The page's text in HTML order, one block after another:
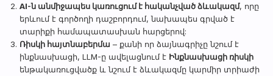
AI-ն անմիջապես կառուցում է հականչված ձևակազմ, որը
երևում է գործողի դաշբորդում, նախապես գրված է
տարիքի համապատասխան հարցերով:
Ռիսկի հայտնաբերմա – քանի որ ձայնագրիչը նշում է
ինքնասխացի, LLM-ը ավելացնում է Ինքնասխացի ռիսկի
ենթակառուցվածք և նշում է ձևակազմը կարմիր տրիաժի